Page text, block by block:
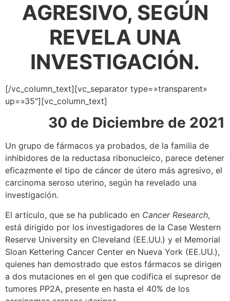
AGRESIVO, SEGÚN
REVELA UNA
INVESTIGACIÓN.
[/vc_column_text][vc_separator type=»transparent»
up=»35″][vc_column_text]
30 de Diciembre de 2021
Un grupo de fármacos ya probados, de la familia de
inhibidores de la reductasa ribonucleico, parece detener
eficazmente el tipo de cáncer de útero más agresivo, el
carcinoma seroso uterino, según ha revelado una
investigación.
El artículo, que se ha publicado en Cancer Research,
está dirigido por los investigadores de la Case Western
Reserve University en Cleveland (EE.UU.) y el Memorial
Sloan Kettering Cancer Center en Nueva York (EE.UU.),
quienes han demostrado que estos fármacos se dirigen
a dos mutaciones en el gen que codifica el supresor de
tumores PP2A, presente en hasta el 40% de los